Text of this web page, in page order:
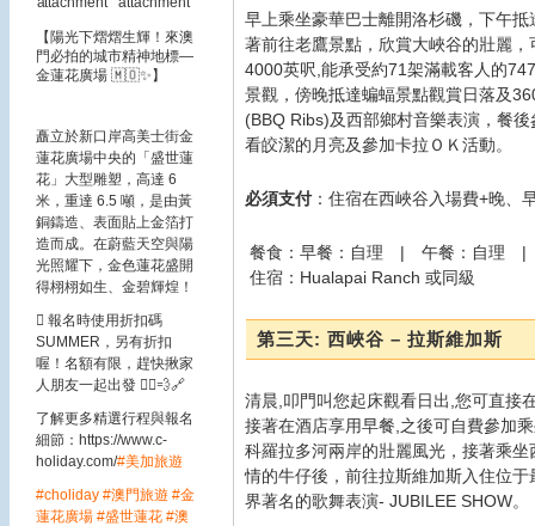
【陽光下熠熠生輝！來澳
門必拍的城市精神地標—
金蓮花廣場 🇲🇴✨】
矗立於新口岸高美士街金
蓮花廣場中央的「盛世蓮
花」大型雕塑，高達 6
米，重達 6.5 噸，是由黃
銅鑄造、表面貼上金箔打
造而成。在蔚藍天空與陽
光照耀下，金色蓮花盛開
得栩栩如生、金碧輝煌！
🪎 報名時使用折扣碼
SUMMER，另有折扣
喔！名額有限，趕快揪家
人朋友一起出發 🏃‍♂️💨🔗
了解更多精選行程與報名
細節：https://www.c-
holiday.com/#美加旅遊
#choliday #澳門旅遊 #金
蓮花廣場 #盛世蓮花 #澳
早上乘坐豪華巴士離開洛杉磯，下午
著前往老鷹景點，欣賞大峽谷的壯麗
4000英呎,能承受約71架滿載客人的
景觀，傍晚抵達蝙蝠景點觀賞日落及
(BBQ Ribs)及西部鄉村音樂表演，餐
看皎潔的月亮及參加卡拉ＯＫ活動。
必須支付：住宿在西峽谷入場費+晚、
餐食：早餐：自理 | 午餐：自理 |
住宿：Hualapai Ranch 或同級
第三天: 西峽谷 – 拉斯維加斯
清晨,叩門叫您起床觀看日出,您可直接
接著在酒店享用早餐,之後可自費參加
科羅拉多河兩岸的壯麗風光，接著乘
情的牛仔後，前往拉斯維加斯入住位
界著名的歌舞表演- JUBILEE SHOW。